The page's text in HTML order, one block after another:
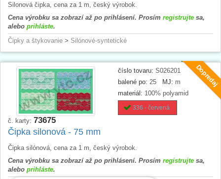
Silonová čipka, cena za 1 m, český výrobok.
Cena výrobku sa zobrazí až po prihlásení. Prosím registrujte sa,
alebo prihláste.
Čipky a štykovanie > Silónové-syntetické
Dopredaj
číslo tovaru: S026201
balené po: 25 MJ: m
materiál: 100% polyamid
336 - červená
č. karty: 73675
Čipka silonová - 75 mm
Čipka silónová, cena za 1 m, český výrobok.
Cena výrobku sa zobrazí až po prihlásení. Prosím registrujte sa,
alebo prihláste.